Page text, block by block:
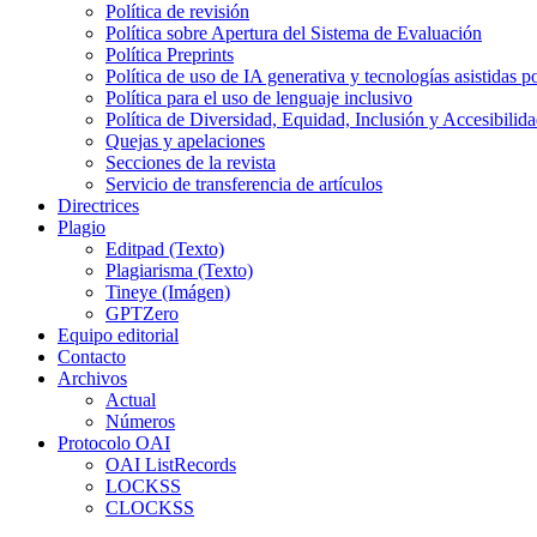
Política de revisión
Política sobre Apertura del Sistema de Evaluación
Política Preprints
Política de uso de IA generativa y tecnologías asistidas
Política para el uso de lenguaje inclusivo
Política de Diversidad, Equidad, Inclusión y
Quejas y apelaciones
Secciones de la revista
Servicio de transferencia de artículos
Directrices
Plagio
Editpad (Texto)
Plagiarisma (Texto)
Tineye (Imágen)
GPTZero
Equipo editorial
Contacto
Archivos
Actual
Números
Protocolo OAI
OAI ListRecords
LOCKSS
CLOCKSS